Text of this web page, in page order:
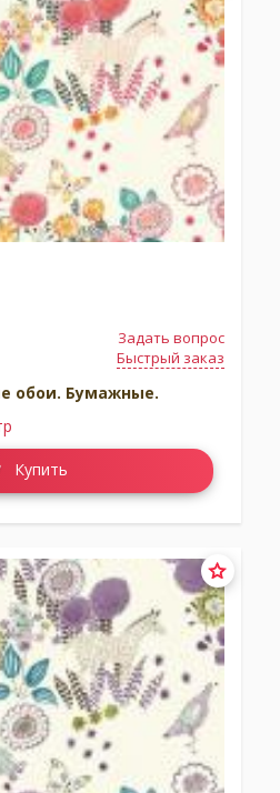
Задать вопрос
Быстрый заказ
обои. Бумажные.
Купить